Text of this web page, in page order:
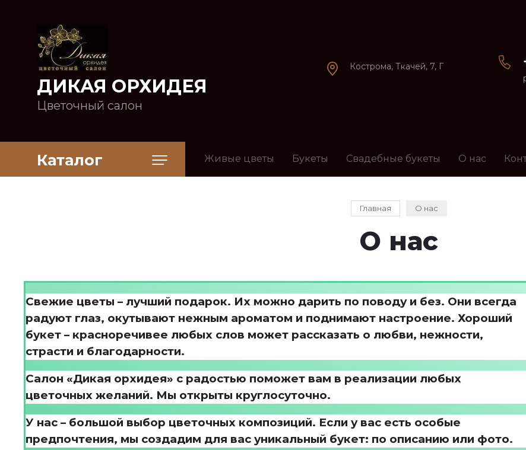
ДИКАЯ ОРХИДЕЯ
Цветочный салон
Кострома, Ткачей, 7, Г
Каталог Живые цветы Букеты Свадебные букеты О нас
Главная О нас
О нас
Свежие цветы – лучший подарок. Их можно дарить по поводу и без. Они всегда
радуют глаз, окутывают нежным ароматом и поднимают настроение. Хороший
букет – красноречивее любых слов может рассказать о любви, нежности,
страсти и благодарности.
Салон «Дикая орхидея» с радостью поможет вам в реализации любых
цветочных желаний. Мы открыты круглосуточно.
У нас – большой выбор цветочных композиций. Если у вас есть особые
предпочтения, мы создадим для вас уникальный букет: по описанию или фото.